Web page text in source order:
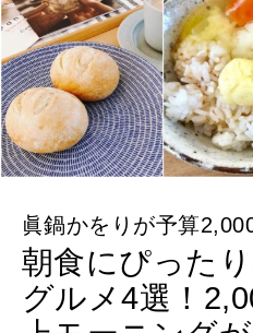
算命学がわか
知る、
ママも
わたしが
眞鍋かをりが予算
朝食にぴった
グルメ4選！